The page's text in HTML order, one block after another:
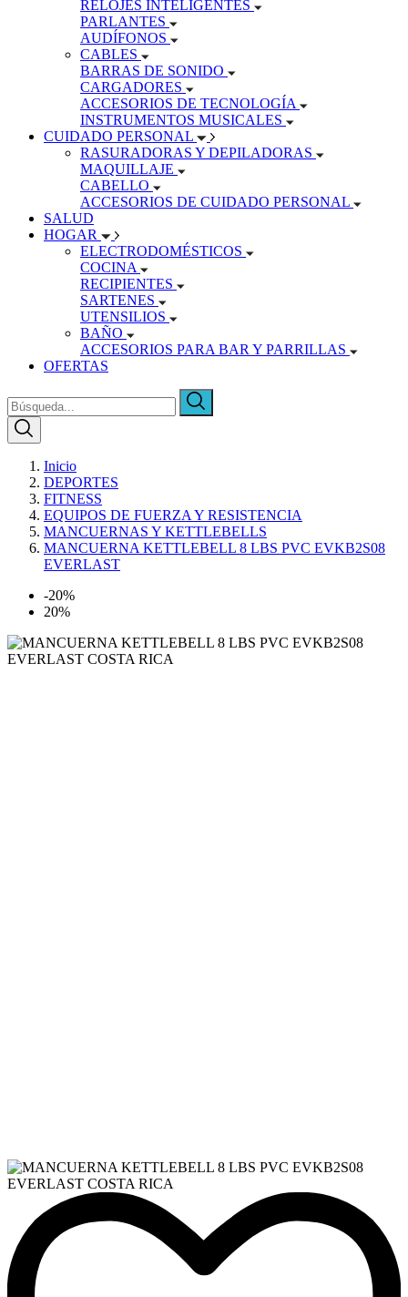
RELOJES INTELIGENTES
PARLANTES
AUDÍFONOS
CABLES
BARRAS DE SONIDO
CARGADORES
ACCESORIOS DE TECNOLOGÍA
INSTRUMENTOS MUSICALES
CUIDADO PERSONAL
RASURADORAS Y DEPILADORAS
MAQUILLAJE
CABELLO
ACCESORIOS DE CUIDADO PERSONAL
SALUD
HOGAR
ELECTRODOMÉSTICOS
COCINA
RECIPIENTES
SARTENES
UTENSILIOS
BAÑO
ACCESORIOS PARA BAR Y PARRILLAS
OFERTAS
Inicio
DEPORTES
FITNESS
EQUIPOS DE FUERZA Y RESISTENCIA
MANCUERNAS Y KETTLEBELLS
MANCUERNA KETTLEBELL 8 LBS PVC EVKB2S08
EVERLAST
-20%
20%